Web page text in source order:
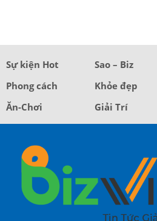
Sự kiện Hot Sao – Biz
Phong cách
Khỏe đẹp
Ăn-Chơi
Giải Trí